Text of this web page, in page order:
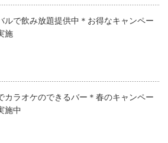
ルで飲み放題提供中＊お得なキャンペー
施
カラオケのできるバー＊春のキャンペー
施中